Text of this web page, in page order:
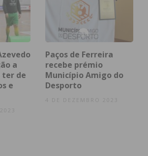
com os
termos e
condições
a
ter de
e
Paços de Ferreira
recebe prémio
Município Amigo do
Desporto
4 DE DEZEMBRO 2023